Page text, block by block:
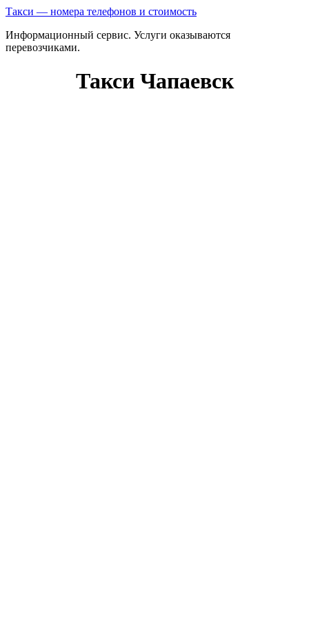
Такси — номера телефонов и стоимость
Информационный сервис. Услуги оказываются
перевозчиками.
Такси Чапаевск